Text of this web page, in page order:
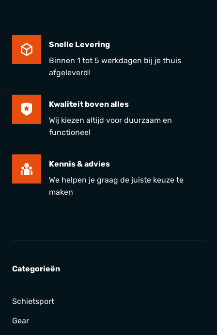
Snelle Levering
Binnen 1 tot 5 werkdagen bij je thuis
afgeleverd!
Kwaliteit boven alles
Wij kiezen altijd voor duurzaam en
functioneel
Kennis & advies
We helpen je graag de juiste keuze te
maken
Categorieën
Schietsport
Gear